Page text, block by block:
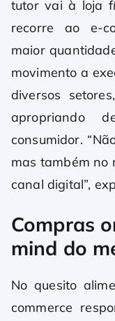
tutor vai à loja
recorre ao e-
maior
movimento a
diversos
apropriando
consumidor.
mas também no
canal digital”,
Compras
mind do
No quesito
commerce